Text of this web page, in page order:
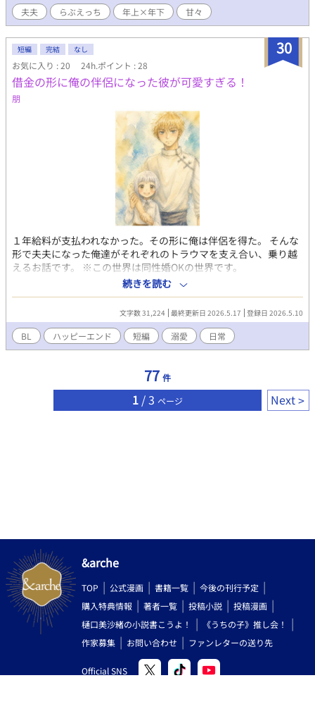
夫夫
らぶえっち 年上×年下 甘々
30
短編 完結 なし
お気に入り : 20 24h.ポイント : 28
借金の形に俺の伴侶になった彼が可愛すぎる！
朋
１年給料が支払われなかった。その形に俺は伴侶を得た。 そんな
形で夫夫になった俺達がそれぞれのトラウマを支え合い、乗り越
えるお話です。 ※この世界は同性婚OKの世界です。
続きを読む
文字数 31,224 最終更新日 2026.5.17 登録日 2026.5.10
BL ハッピーエンド 短編 溺愛 日常
77 件
1 / 3 ページ Next
&arche
TOP 公式漫画 書籍一覧
今後の刊行予定
購入特典情報
著者一覧 投稿小説
投稿漫画
樋口美沙緒の小説書こうよ！
《うちの子》推し会！
作家募集
お問い合わせ ファンレターの送り先
Official SNS